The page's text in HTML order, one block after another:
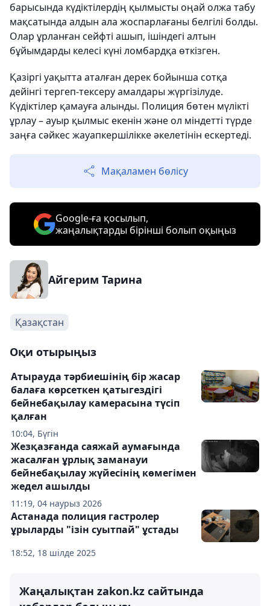
барысында күдіктілердің қылмысты оңай олжа табу
мақсатында алдын ала жоспарлағаны белгілі болды.
Олар ұрланған сейфті ашып, ішіндегі алтын
бұйымдарды келесі күні ломбардқа өткізген.
Қазіргі уақытта аталған дерек бойынша сотқа
дейінгі тергеп-тексеру амалдары жүргізілуде.
Күдіктілер қамауға алынды. Полиция бөтен мүлікті
ұрлау – ауыр қылмыс екенін және ол міндетті түрде
заңға сәйкес жауапкершілікке әкелетінін ескертеді.
Мақаламен бөлісу
Google-ға қосылып,
жаңалықтарды бірінші болып оқыңыз
Айгерим Тарина
Қазақстан
Оқи отырыңыз
10:04, Бүгін
Атырауда тәрбиешінің бір жасар
балаға көрсеткен қатыгездігі
бейнебақылау камерасына түсіп
қалған
11:19, 04 наурыз 2026
Жезқазғанда саяжай аумағында
жасалған ұрлық заманауи
бейнебақылау жүйесінің көмегімен
жедел ашылды
18:52, 18 шілде 2025
Астанада полиция гастролер
ұрыларды "ізін суытпай" ұстады
Жаңалықтан zakon.kz сайтында